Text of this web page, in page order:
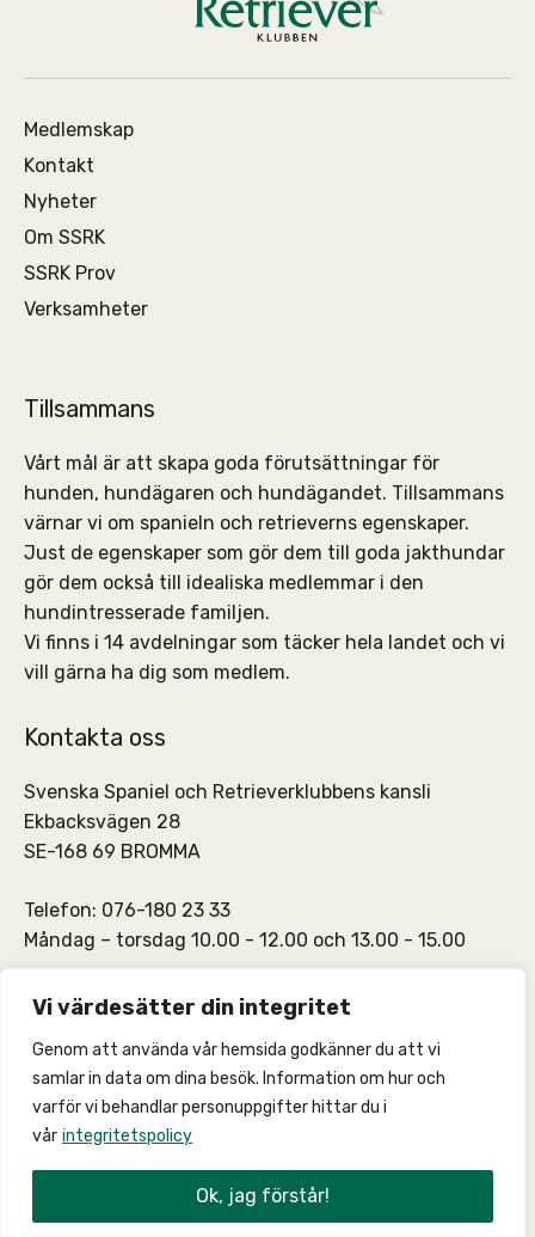
Vi värdesätter din integritet
Genom att använda vår hemsida godkänner du att vi
samlar in data om dina besök. Information om hur och
varför vi behandlar personuppgifter hittar du i
vår integritetspolicy
Ok, jag förstår!
Medlemskap
Kontakt
Nyheter
Om SSRK
SSRK Prov
Verksamheter
Tillsammans
Vårt mål är att skapa goda förutsättningar för
hunden, hundägaren och hundägandet. Tillsammans
värnar vi om spanieln och retrieverns egenskaper.
Just de egenskaper som gör dem till goda jakthundar
gör dem också till idealiska medlemmar i den
hundintresserade familjen.
Vi finns i 14 avdelningar som täcker hela landet och vi
vill gärna ha dig som medlem.
Kontakta oss
Svenska Spaniel och Retrieverklubbens kansli
Ekbacksvägen 28
SE-168 69 BROMMA
Telefon: 076-180 23 33
Måndag – torsdag 10.00 - 12.00 och 13.00 - 15.00
SSRKs kansli och medlemskontakt: info@ssrk.se
SSRKs webmaster:webmaster@ssrk.se
© 2026 –